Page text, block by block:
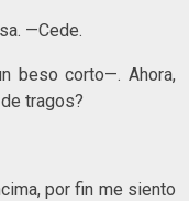
—Cede.
beso corto—. Ahora,
tragos?
por fin me siento